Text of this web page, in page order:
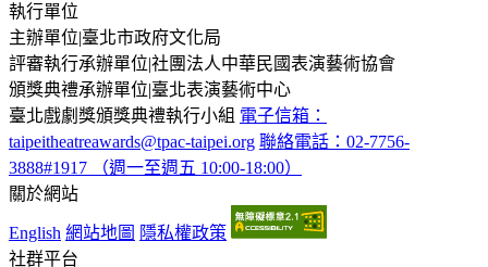
執行單位
主辦單位|臺北市政府文化局
評審執行承辦單位|社團法人中華民國表演藝術協會
頒獎典禮承辦單位|臺北表演藝術中心
臺北戲劇獎頒獎典禮執行小組 電子信箱：
taipeitheatreawards@tpac-taipei.org 聯絡電話：02-7756-
3888#1917 （週一至週五 10:00-18:00）
關於網站
English 網站地圖 隱私權政策
社群平台